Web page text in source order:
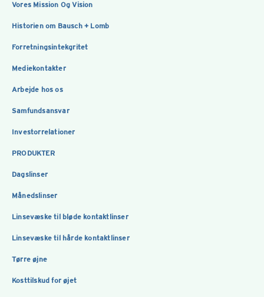
Vores Mission Og Vision
Historien om Bausch + Lomb
Forretningsintekgritet
Mediekontakter
Arbejde hos os
Samfundsansvar
Investorrelationer
PRODUKTER
Dagslinser
Månedslinser
Linsevæske til bløde kontaktlinser
Linsevæske til hårde kontaktlinser
Tørre øjne
Kosttilskud for øjet